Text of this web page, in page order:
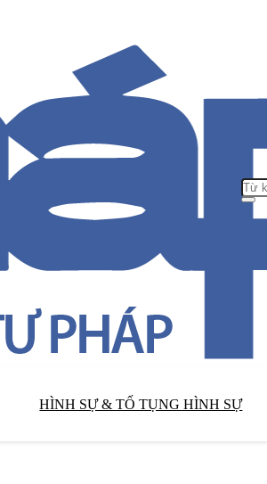
HÌNH SỰ & TỐ TỤNG HÌNH SỰ